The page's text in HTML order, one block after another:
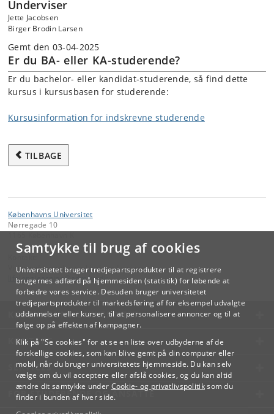
Samtykke til brug af cookies
Universitetet bruger tredjepartsprodukter til at registrere
brugernes adfærd på hjemmesiden (statistik) for løbende at
forbedre vores service. Desuden bruger universitetet
tredjepartsprodukter til markedsføring af for eksempel udvalgte
uddannelser eller kurser, til at personalisere annoncer og til at
følge op på effekten af kampagner.
Klik på "Se cookies" for at se en liste over udbyderne af de
forskellige cookies, som kan blive gemt på din computer eller
mobil, når du bruger universitetets hjemmeside. Du kan selv
vælge om du vil acceptere eller afslå cookies, og du kan altid
ændre dit samtykke under Cookie- og privatlivspolitiksom du
finder i bunden af hver side.
Underviser
Jette Jacobsen
Birger Brodin Larsen
Gemt den 03-04-2025
Er du BA- eller KA-studerende?
Er du bachelor- eller kandidat-studerende, så find dette
kursus i kursusbasen for studerende:
Kursusinformation for indskrevne studerende
TILBAGE
Københavns Universitet
Nørregade 10
Videreuddannelse og Livslang Læring
lifelonglearning@adm.ku.dk
KØBENHAVNS UNIVERSITET
KONTAKT
SERVICES
FOR STUDERENDE OG ANSATTE